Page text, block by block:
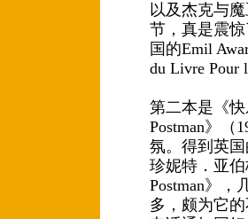
以及杰克与
节，真是震
国的Emil
du Livre Pour
第二本是《快
Postman》（
氛。得到英国
珍妮特．亚
Postman》，
多，颇为它